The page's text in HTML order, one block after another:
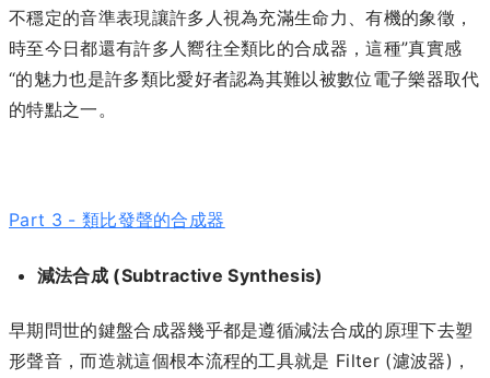
不穩定的音準表現讓許多人視為充滿生命力、有機的象徵，
時至今日都還有許多人嚮往全類比的合成器，這種”真實感
“的魅力也是許多類比愛好者認為其難以被數位電子樂器取代
的特點之一。
Part 3 - 類比發聲的合成器
減法合成 (Subtractive Synthesis)
早期問世的鍵盤合成器幾乎都是遵循減法合成的原理下去塑
形聲音，而造就這個根本流程的工具就是 Filter (濾波器)，